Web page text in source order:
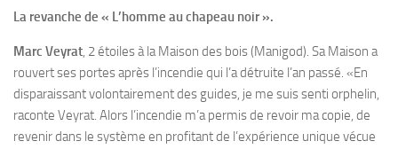
La revanche de « L’homme au chapeau noir ».
Marc Veyrat, 2 étoiles à la Maison des bois (Manigod). Sa Maison a
rouvert ses portes après l’incendie qui l’a détruite l’an passé. «En
disparaissant volontairement des guides, je me suis senti orphelin,
raconte Veyrat. Alors l’incendie m’a permis de revoir ma copie, de
revenir dans le système en profitant de l’expérience unique vécue